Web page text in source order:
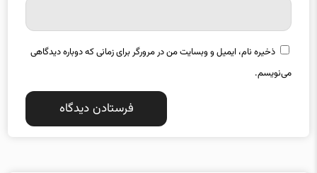
ذخیره نام، ایمیل و وبسایت من در مرورگر برای زمانی که دوباره دیدگاهی
می‌نویسم.